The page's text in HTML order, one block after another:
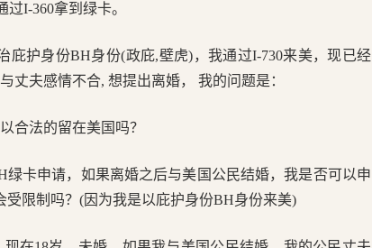
I-360拿到绿卡。
庇护身份BH身份(政庇,壁虎)，我通过I-730来美，现已经
丈夫感情不合, 想提出离婚， 我的问题是：
合法的留在美国吗？
绿卡申请，如果离婚之后与美国公民结婚，我是否可以申
限制吗？(因为我是以庇护身份BH身份来美)